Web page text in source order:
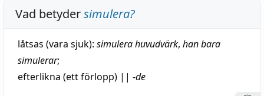
Vad betydersimulera?
låtsas (vara sjuk): simulerahuvudvärk, han bara
simulerar;
efterlikna (ett förlopp) || -de